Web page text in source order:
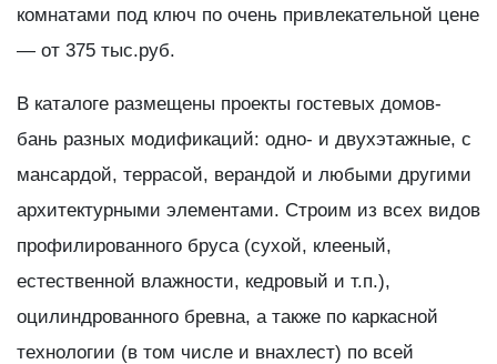
комнатами под ключ по очень привлекательной цене
— от 375 тыс.руб.
В каталоге размещены проекты гостевых домов-
бань разных модификаций: одно- и двухэтажные, с
мансардой, террасой, верандой и любыми другими
архитектурными элементами. Строим из всех видов
профилированного бруса (сухой, клееный,
естественной влажности, кедровый и т.п.),
оцилиндрованного бревна, а также по каркасной
технологии (в том числе и внахлест) по всей